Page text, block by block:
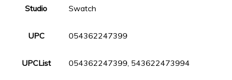
Studio Swatch
UPC 054362247399
UPCList 054362247399, 543622473994